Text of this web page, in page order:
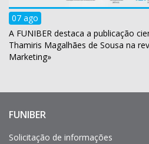
07 ago
A FUNIBER destaca a publicação
Thamiris Magalhães de Sousa na
Marketing»
Enlaces
interés
FUNIBER
Solicitação de informações